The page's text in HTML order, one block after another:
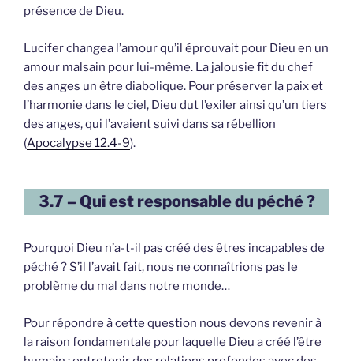
présence de Dieu.
Lucifer changea l’amour qu’il éprouvait pour Dieu en un
amour malsain pour lui-même. La jalousie fit du chef
des anges un être diabolique. Pour préserver la paix et
l’harmonie dans le ciel, Dieu dut l’exiler ainsi qu’un tiers
des anges, qui l’avaient suivi dans sa rébellion
(Apocalypse 12.4-9).
3.7 – Qui est responsable du péché ?
Pourquoi Dieu n’a-t-il pas créé des êtres incapables de
péché ? S’il l’avait fait, nous ne connaîtrions pas le
problème du mal dans notre monde…
Pour répondre à cette question nous devons revenir à
la raison fondamentale pour laquelle Dieu a créé l’être